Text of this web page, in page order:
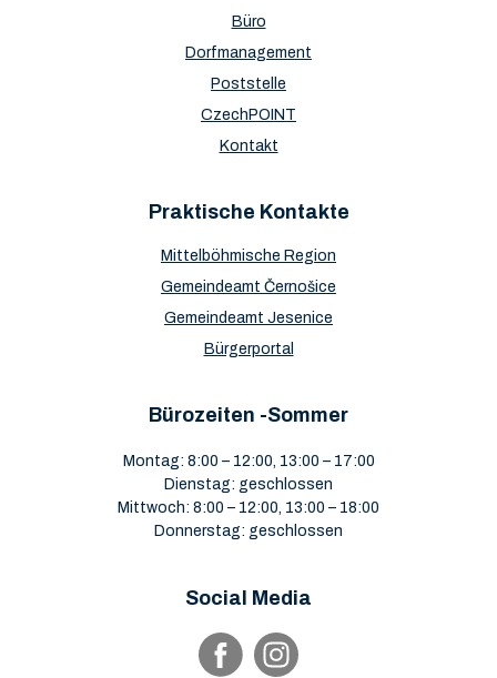
Büro
Dorfmanagement
Poststelle
CzechPOINT
Kontakt
Praktische Kontakte
Mittelböhmische Region
Gemeindeamt Černošice
Gemeindeamt Jesenice
Bürgerportal
Bürozeiten -Sommer
Montag: 8:00 – 12:00, 13:00 – 17:00
Dienstag: geschlossen
Mittwoch: 8:00 – 12:00, 13:00 – 18:00
Donnerstag: geschlossen
Social Media